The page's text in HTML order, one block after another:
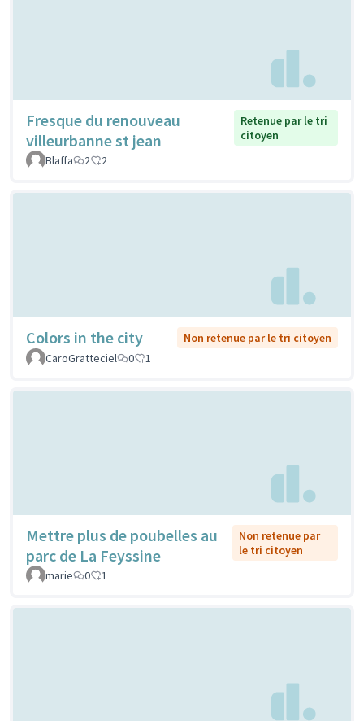
Fresque du renouveau
villeurbanne st jean
Retenue par le tri
citoyen
Blaffa
2 2
Colors in the city
Non retenue par le tri citoyen
CaroGratteciel
0 1
Mettre plus de poubelles au
parc de La Feyssine
Non retenue par
le tri citoyen
marie
0 1